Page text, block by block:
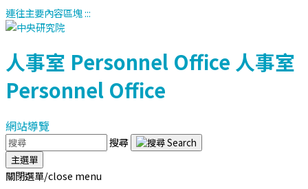
連往主要內容區塊:::
人事室 Personnel Office 人事室
Personnel Office
網站導覽
搜尋
主選單
關閉選單/close menu